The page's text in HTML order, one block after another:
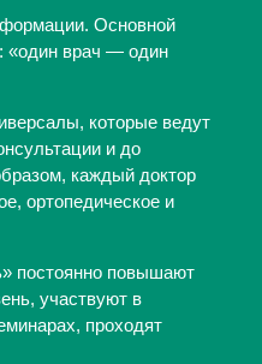
Основной
«один врач — один
которые ведут
и до
каждый доктор
ортопедическое и
постоянно повышают
участвуют в
проходят